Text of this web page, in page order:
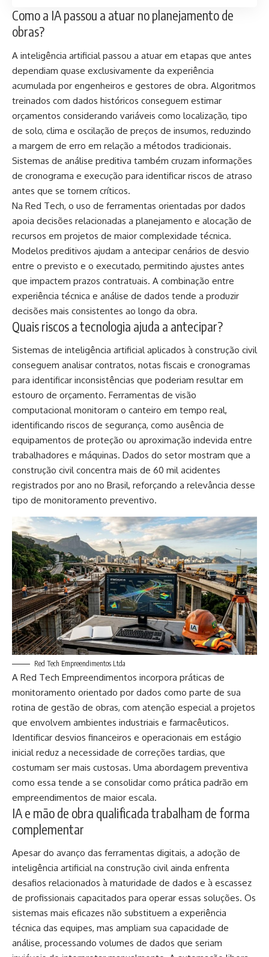
Como a IA passou a atuar no planejamento de
obras?
A inteligência artificial passou a atuar em etapas que antes
dependiam quase exclusivamente da experiência
acumulada por engenheiros e gestores de obra. Algoritmos
treinados com dados históricos conseguem estimar
orçamentos considerando variáveis como localização, tipo
de solo, clima e oscilação de preços de insumos, reduzindo
a margem de erro em relação a métodos tradicionais.
Sistemas de análise preditiva também cruzam informações
de cronograma e execução para identificar riscos de atraso
antes que se tornem críticos.
Na Red Tech, o uso de ferramentas orientadas por dados
apoia decisões relacionadas a planejamento e alocação de
recursos em projetos de maior complexidade técnica.
Modelos preditivos ajudam a antecipar cenários de desvio
entre o previsto e o executado, permitindo ajustes antes
que impactem prazos contratuais. A combinação entre
experiência técnica e análise de dados tende a produzir
decisões mais consistentes ao longo da obra.
Quais riscos a tecnologia ajuda a antecipar?
Sistemas de inteligência artificial aplicados à construção civil
conseguem analisar contratos, notas fiscais e cronogramas
para identificar inconsistências que poderiam resultar em
estouro de orçamento. Ferramentas de visão
computacional monitoram o canteiro em tempo real,
identificando riscos de segurança, como ausência de
equipamentos de proteção ou aproximação indevida entre
trabalhadores e máquinas. Dados do setor mostram que a
construção civil concentra mais de 60 mil acidentes
registrados por ano no Brasil, reforçando a relevância desse
tipo de monitoramento preventivo.
Red Tech Empreendimentos Ltda
A Red Tech Empreendimentos incorpora práticas de
monitoramento orientado por dados como parte de sua
rotina de gestão de obras, com atenção especial a projetos
que envolvem ambientes industriais e farmacêuticos.
Identificar desvios financeiros e operacionais em estágio
inicial reduz a necessidade de correções tardias, que
costumam ser mais custosas. Uma abordagem preventiva
como essa tende a se consolidar como prática padrão em
empreendimentos de maior escala.
IA e mão de obra qualificada trabalham de forma
complementar
Apesar do avanço das ferramentas digitais, a adoção de
inteligência artificial na construção civil ainda enfrenta
desafios relacionados à maturidade de dados e à escassez
de profissionais capacitados para operar essas soluções. Os
sistemas mais eficazes não substituem a experiência
técnica das equipes, mas ampliam sua capacidade de
análise, processando volumes de dados que seriam